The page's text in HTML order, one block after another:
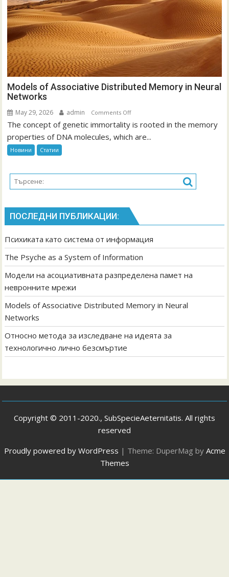
Models of Associative Distributed Memory in Neural
Networks
May 29, 2026 admin Comments Offon
Models
of
Neural
The concept of genetic immortality is rooted in the memory
properties of DNA molecules, which are...
Новини Статии
ПОСЛЕДНИ ПУБЛИКАЦИИ:
Психиката като система от информация
The Psyche as a System of Information
Модели на асоциативната разпределена памет на
невронните мрежи
Models of Associative Distributed Memory in Neural
Networks
Относно метода за изследване на идеята за
технологично лично безсмъртие
Copyright © 2011-2020., SubSpecieAeternitatis. All rights
reserved
Proudly powered by WordPress | Theme: DuperMag by Acme
Themes